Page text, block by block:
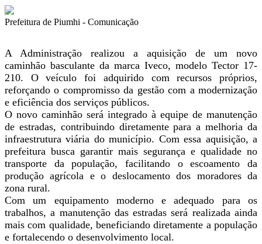
Prefeitura de Piumhi - Comunicação
A Administração realizou a aquisição de um novo
caminhão basculante da marca Iveco, modelo Tector 17-
210. O veículo foi adquirido com recursos próprios,
reforçando o compromisso da gestão com a modernização
e eficiência dos serviços públicos.
O novo caminhão será integrado à equipe de manutenção
de estradas, contribuindo diretamente para a melhoria da
infraestrutura viária do município. Com essa aquisição, a
prefeitura busca garantir mais segurança e qualidade no
transporte da população, facilitando o escoamento da
produção agrícola e o deslocamento dos moradores da
zona rural.
Com um equipamento moderno e adequado para os
trabalhos, a manutenção das estradas será realizada ainda
mais com qualidade, beneficiando diretamente a população
e fortalecendo o desenvolvimento local.